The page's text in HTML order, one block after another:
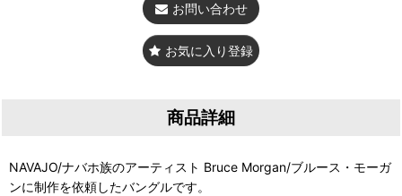
お問い合わせ
お気に入り登録
商品詳細
NAVAJO/ナバホ族のアーティスト Bruce Morgan/ブルース・モーガ
ンに制作を依頼したバングルです。